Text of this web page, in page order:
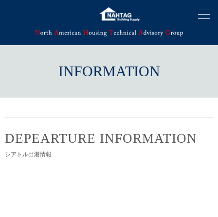
INFORMATION
DEPEARTURE INFORMATION
シアトル出港情報